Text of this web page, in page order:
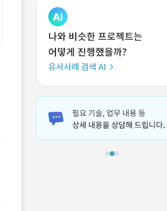
나와 비슷한 프로젝트는
어떻게 진행했을까?
유사사례 검색 AI